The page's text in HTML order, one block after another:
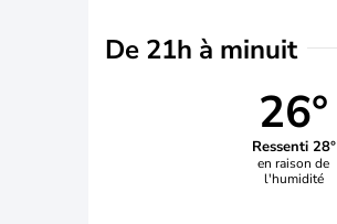
De 21h à minuit
26°
Ressenti 28°
en raison de
l'humidité